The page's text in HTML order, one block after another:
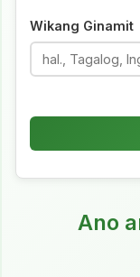
Wikang Ginamit
Ano